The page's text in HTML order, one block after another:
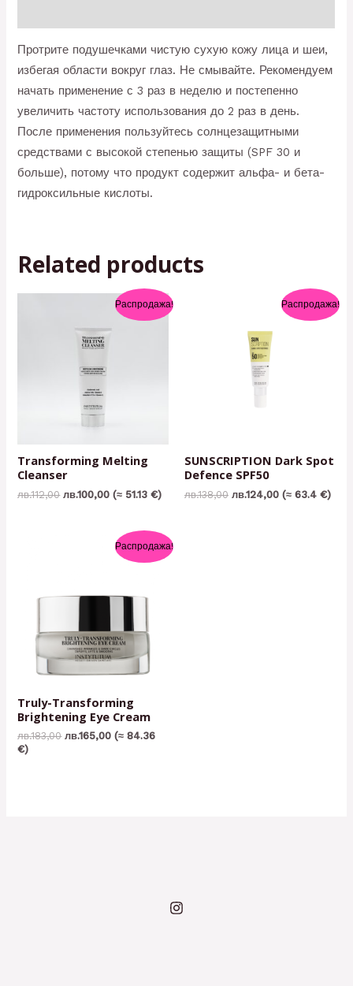
Протрите подушечками чистую сухую кожу лица и шеи,
избегая области вокруг глаз. Не смывайте. Рекомендуем
начать применение с 3 раз в неделю и постепенно
увеличить частоту использования до 2 раз в день.
После применения пользуйтесь солнцезащитными
средствами с высокой степенью защиты (SPF 30 и
больше), потому что продукт содержит альфа- и бета-
гидроксильные кислоты.
Related products
Распродажа!
Transforming Melting
Cleanser
лв.112,00 лв.100,00 (≈ 51.13 €)
Распродажа!
SUNSCRIPTION Dark Spot
Defenсe SPF50
лв.138,00 лв.124,00 (≈ 63.4 €)
Распродажа!
Truly-Transforming
Brightening Eye Cream
лв.183,00 лв.165,00 (≈ 84.36
€)